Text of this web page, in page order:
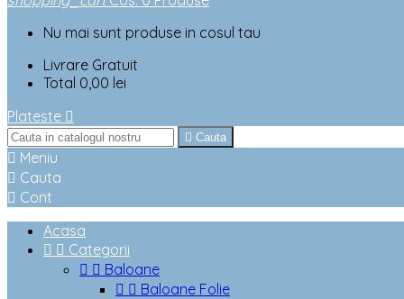
Nu mai sunt produse in cosul tau
Livrare Gratuit
Total 0,00 lei
Plateste 
 Cauta
 Meniu
 Cauta
 Cont
Acasa
  Categorii
  Baloane
  Baloane Folie